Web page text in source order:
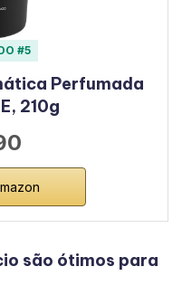
#5
Perfumada
210g
são ótimos para